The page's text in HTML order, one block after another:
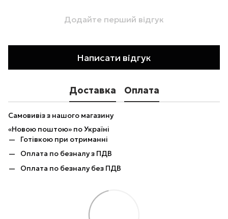
Додайте перший відгук
Написати відгук
Доставка Оплата
Самовивіз з нашого магазину
«Новою поштою» по Україні
Готівкою при отриманні
Оплата по безналу з ПДВ
Оплата по безналу без ПДВ